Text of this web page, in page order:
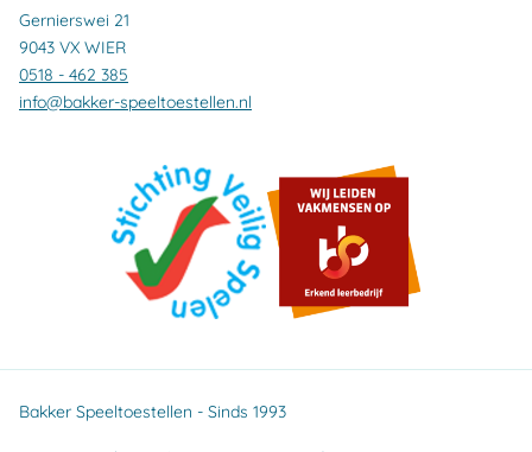
Gernierswei 21
9043 VX WIER
0518 - 462 385
info@bakker-speeltoestellen.nl
Bakker Speeltoestellen - Sinds 1993